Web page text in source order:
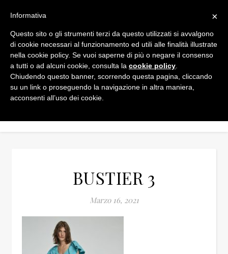
BUSTIER 3
Marzo 16, 2021
×
Informativa
Questo sito o gli strumenti terzi da questo utilizzati si avvalgono
di cookie necessari al funzionamento ed utili alle finalità illustrate
nella cookie policy. Se vuoi saperne di più o negare il consenso
a tutti o ad alcuni cookie, consulta la cookie policy
Chiudendo questo banner, scorrendo questa pagina, cliccando
su un link o proseguendo la navigazione in altra maniera,
acconsenti all’uso dei cookie.